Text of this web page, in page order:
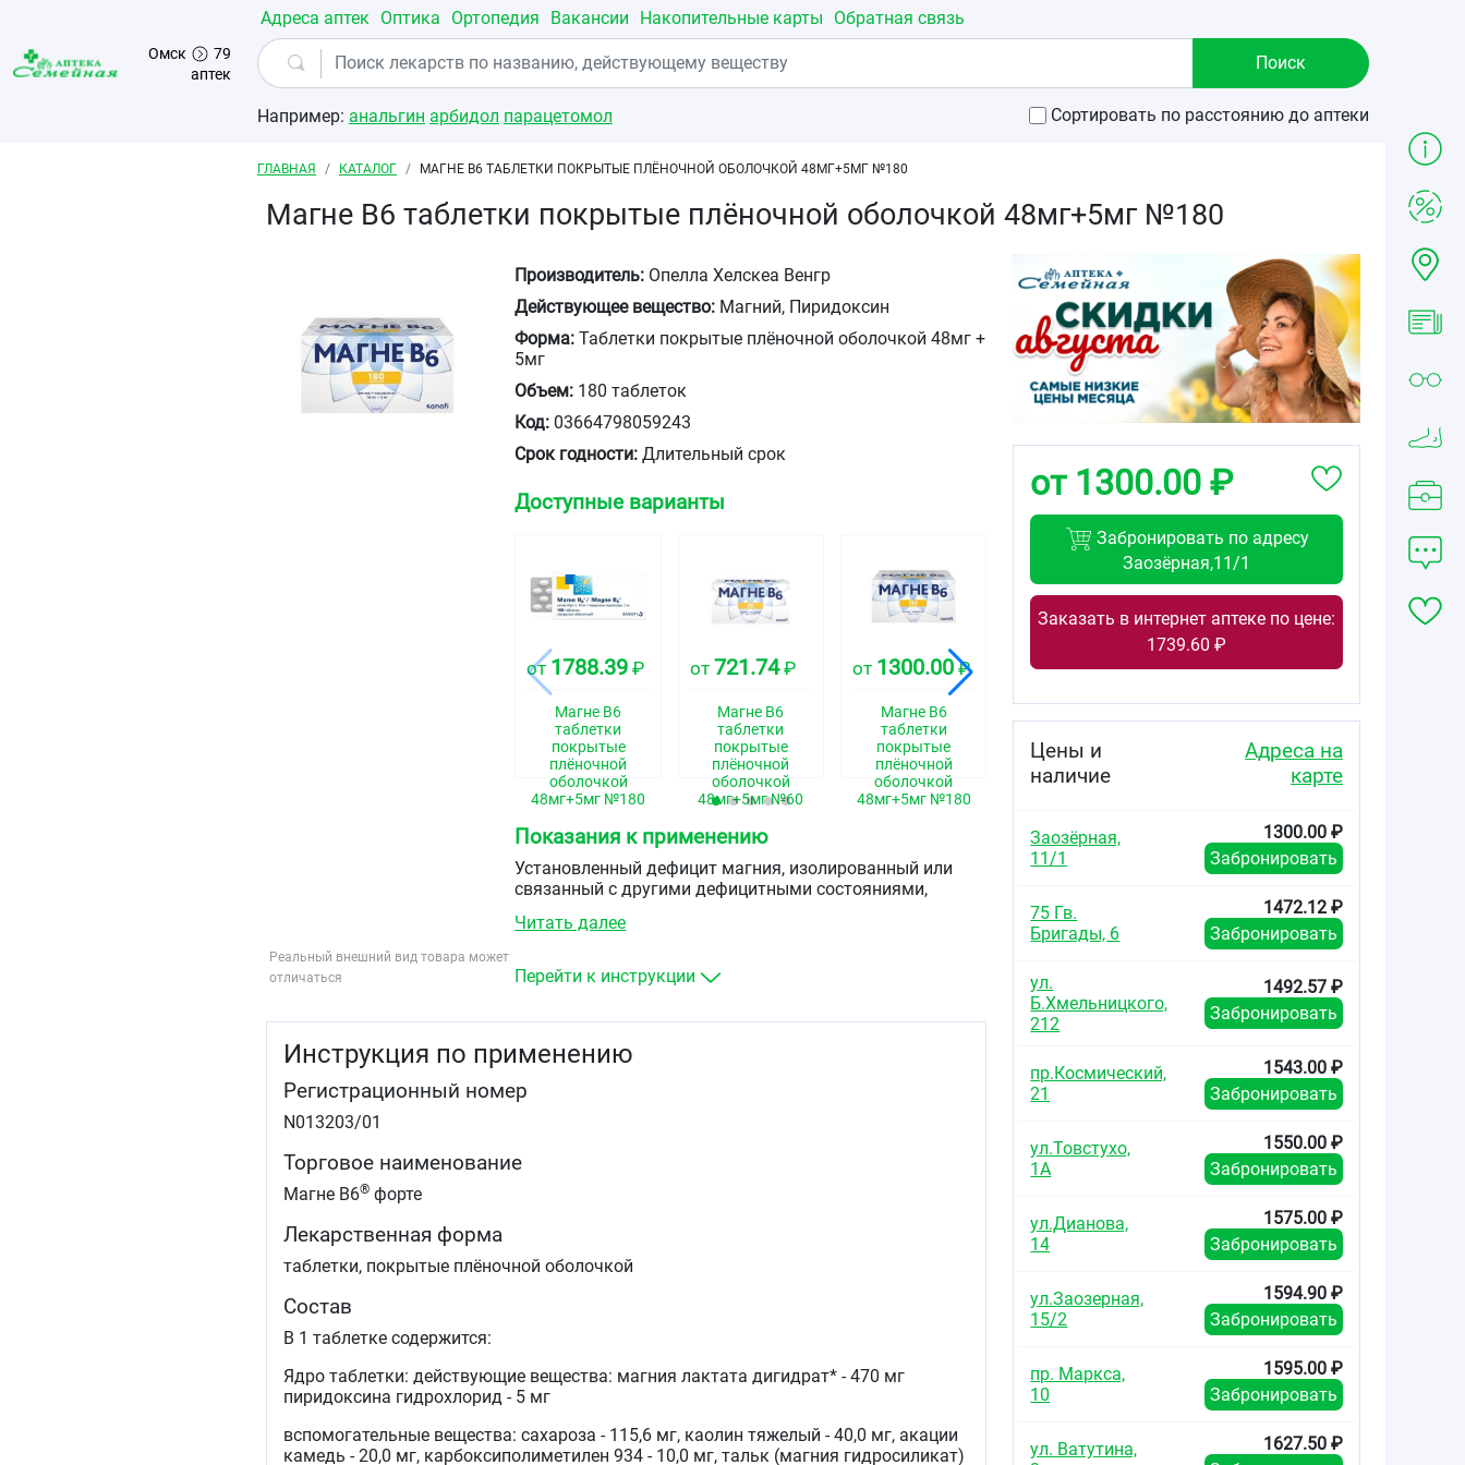
Перейти к основному содержанию
Омск
79
аптек
Адреса аптек Оптика Ортопедия Вакансии Накопительные карты Обратная связь
Например: анальгин арбидол парацетомол Сортировать по расстоянию до аптеки
Строка навигации
ГЛАВНАЯ КАТАЛОГ МАГНЕ В6 ТАБЛЕТКИ ПОКРЫТЫЕ ПЛЁНОЧНОЙ ОБОЛОЧКОЙ 48МГ+5МГ №180
Магне В6 таблетки покрытые плёночной оболочкой 48мг+5мг №180
Реальный внешний вид товара может
отличаться
Производитель: Опелла Хелскеа Венгр
Действующее вещество: Магний, Пиридоксин
Форма: Таблетки покрытые плёночной оболочкой 48мг +
5мг
Объем: 180 таблеток
Код: 03664798059243
Срок годности: Длительный срок
Доступные варианты
от 1788.39 ₽
Магне B6
таблетки
покрытые
плёночной
оболочкой
48мг+5мг №180
от 721.74₽
Магне В6
таблетки
покрытые
плёночной
оболочкой
48мг+5мг №60
от 1300.00 ₽
Магне В6
таблетки
покрытые
плёночной
оболочкой
48мг+5мг №180
от1300.00₽
покрытые
плёночной
оболочкой
от1300.00
Магне B6
таблетки
плёночной
48мг+5мг №180
от
Показания к применению
Установленный дефицит магния, изолированный или
связанный с другими дефицитными состояниями,
незначительные нарушения сна
желудочно-кишечные спазмы или учащённое
боли и спазмы мышц,
Читать далее
Перейти к инструкции
Инструкция по применению
Регистрационный номер
N013203/01
Торговое наименование
Магне B6® форте
Лекарственная форма
таблетки, покрытые плёночной оболочкой
Состав
В 1 таблетке содержится:
Ядро таблетки: действующие вещества: магния лактата дигидрат* - 470 мг
пиридоксина гидрохлорид - 5 мг
вспомогательные вещества: сахароза - 115,6 мг, каолин тяжелый - 40,0 мг, акации
камедь - 20,0 мг, карбоксиполиметилен 934 - 10,0 мг, тальк (магния гидросиликат)
от 1300.00 ₽
Забронировать по адресу
Заозёрная,11/1
Заказать в интернет аптеке по цене:
1739.60 ₽
Цены и
наличие
Адреса на
карте
Заозёрная,
11/1
1300.00 ₽
Забронировать
75 Гв.
Бригады, 6
1472.12 ₽
Забронировать
ул.
Б.Хмельницкого,
212
1492.57 ₽
Забронировать
пр.Космический,
21
1543.00 ₽
Забронировать
ул.Товстухо,
1А
1550.00 ₽
Забронировать
ул.Дианова,
14
1575.00 ₽
Забронировать
ул.Заозерная,
15/2
1594.90 ₽
Забронировать
пр. Маркса,
10
1595.00 ₽
Забронировать
ул. Ватутина,
1627.50 ₽